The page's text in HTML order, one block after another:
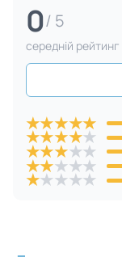
0/ 5
cередній
★★★★★
★★★★★
★★★★★
★★★★★
★★★★★